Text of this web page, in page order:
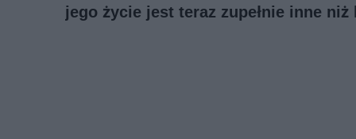
jego życie jest teraz zupełnie inne